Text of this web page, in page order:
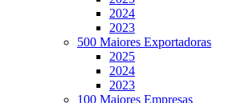
2024
2023
500 Maiores Exportadoras
2025
2024
2023
100 Maiores Empresas